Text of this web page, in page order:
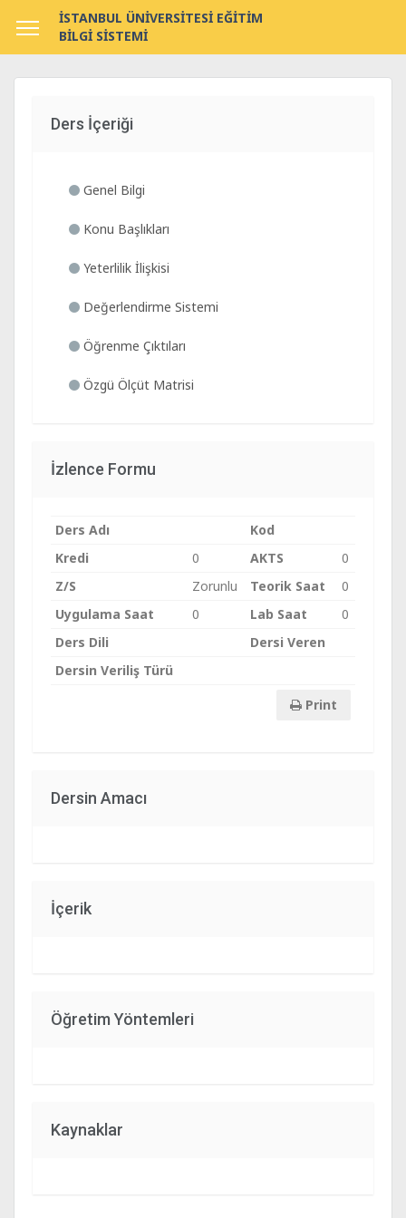
İSTANBUL ÜNİVERSİTESİ EĞİTİM
BİLGİ SİSTEMİ
Ders İçeriği
Genel Bilgi
Konu Başlıkları
Yeterlilik İlişkisi
Değerlendirme Sistemi
Öğrenme Çıktıları
Özgü Ölçüt Matrisi
İzlence Formu
Ders Adı
Kod
Kredi
0 AKTS
0
Z/S
Zorunlu Teorik Saat
0
Uygulama Saat
0 Lab Saat
0
Ders Dili
Dersi Veren
Dersin Veriliş Türü
Print
Dersin Amacı
İçerik
Öğretim Yöntemleri
Kaynaklar